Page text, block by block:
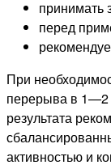
принимать
перед
При
перерыва в 1—2
результата
активностью и